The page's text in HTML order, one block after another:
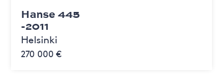
Hanse 445
-2011
Helsinki
270 000 €